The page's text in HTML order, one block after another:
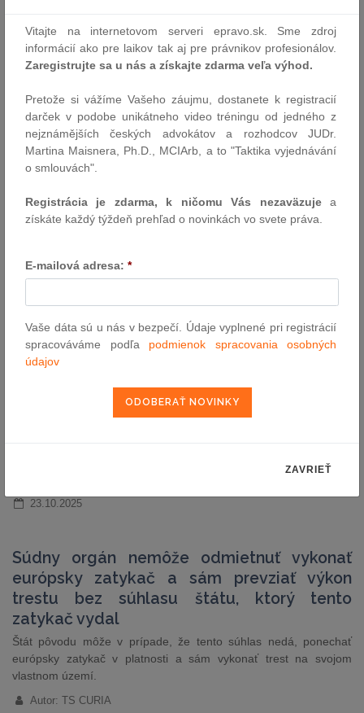
29.10.2025
Násilie na ženách a domáce násilie: ministri
EÚ pre rovnosť vyzvali na väčší dôraz na
prevenciu, včasné odhaľovanie a intervenciu
Rada uznala kľúčovú úlohu, ktorú pri predchádzaní násiliu môžu
zvýšenie úsilia s cieľom posilniť schopnosť prizerajúcich sa osôb
prispieť k boju proti násiliu na ženách a domácemu násiliu.
Cezhraničná preprava odpadových batérií
do elektromobilov v kontexte aktuálnych
legislatívnych zmien na úrovni EÚ
len „Nariadenie o batériách“) nahrádza/zrušuje smernicu o
batériách 2006/66/ES a dopĺňa legislatívu v oblasti odpadového
23.10.2025
Súdny orgán nemôže odmietnuť vykonať
európsky zatykač a sám prevziať výkon
trestu bez súhlasu štátu, ktorý tento
zatykač vydal
Štát pôvodu môže v prípade, že tento súhlas nedá, ponechať
európsky zatykač v platnosti a sám vykonať trest na svojom
vlastnom území.
Autor: TS CURIA
Vitajte na internetovom serveri epravo.sk. Sme zdroj
informácií ako pre laikov tak aj pre právnikov profesionálov.
Zaregistrujte sa u nás a získajte zdarma veľa výhod.
Pretože si vážíme Vašeho záujmu, dostanete k registracií
darček v podobe unikátneho video tréningu od jedného z
nejznámějších českých advokátov a rozhodcov JUDr.
Martina Maisnera, Ph.D., MCIArb, a to "Taktika vyjednávání
o smlouvách".
Registrácia je zdarma, k ničomu Vás nezaväzujea
získáte každý týždeň prehľad o novinkách vo svete práva.
E-mailová adresa: *
Vaše dáta sú u nás v bezpečí. Údaje vyplnené pri registrácií
spracováváme podľa podmienok spracovania osobných
údajov
ZAVRIEŤ